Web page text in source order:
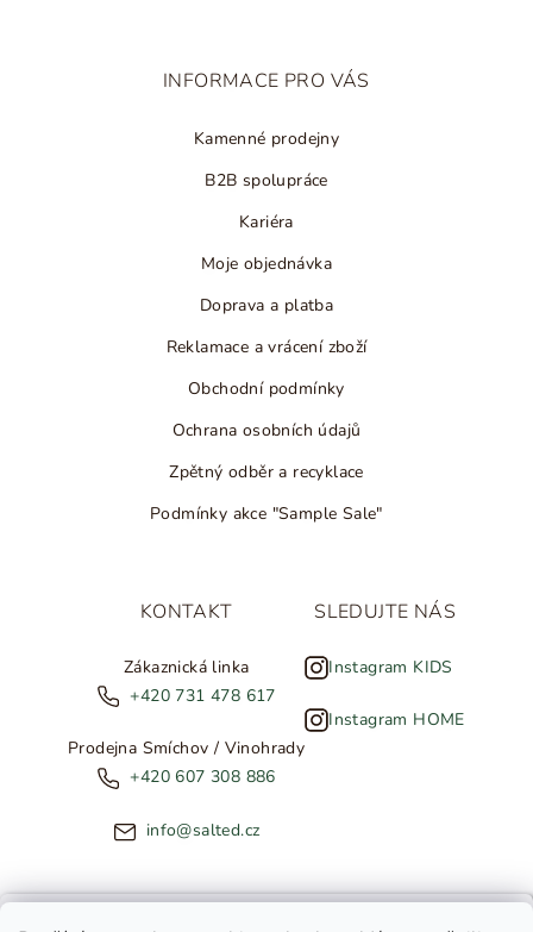
INFORMACE PRO VÁS
Kamenné prodejny
B2B spolupráce
Kariéra
Moje objednávka
Doprava a platba
Reklamace a vrácení zboží
Obchodní podmínky
Ochrana osobních údajů
Zpětný odběr a recyklace
Podmínky akce "Sample Sale"
KONTAKT
Zákaznická linka
+420 731 478 617
Prodejna Smíchov / Vinohrady
+420 607 308 886
info@salted.cz
SLEDUJTE NÁS
Instagram KIDS
Instagram HOME